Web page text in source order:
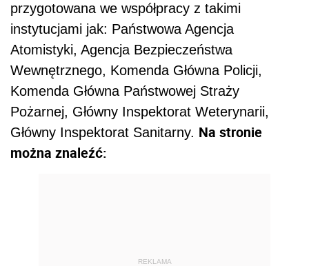
przygotowana we współpracy z takimi
instytucjami jak: Państwowa Agencja
Atomistyki, Agencja Bezpieczeństwa
Wewnętrznego, Komenda Główna Policji,
Komenda Główna Państwowej Straży
Pożarnej, Główny Inspektorat Weterynarii,
Główny Inspektorat Sanitarny. Na stronie
można znaleźć:
REKLAMA